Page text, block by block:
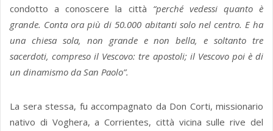
condotto a conoscere la città “perché vedessi quanto è
grande. Conta ora più di 50.000 abitanti solo nel centro. E ha
una chiesa sola, non grande e non bella, e soltanto tre
sacerdoti, compreso il Vescovo: tre apostoli; il Vescovo poi è di
un dinamismo da San Paolo”.
La sera stessa, fu accompagnato da Don Corti, missionario
nativo di Voghera, a Corrientes, città vicina sulle rive del